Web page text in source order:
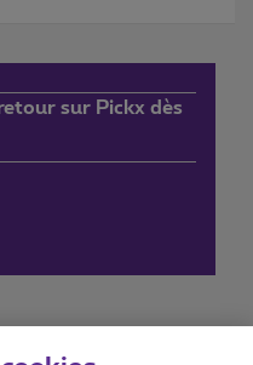
sur Pickx dès